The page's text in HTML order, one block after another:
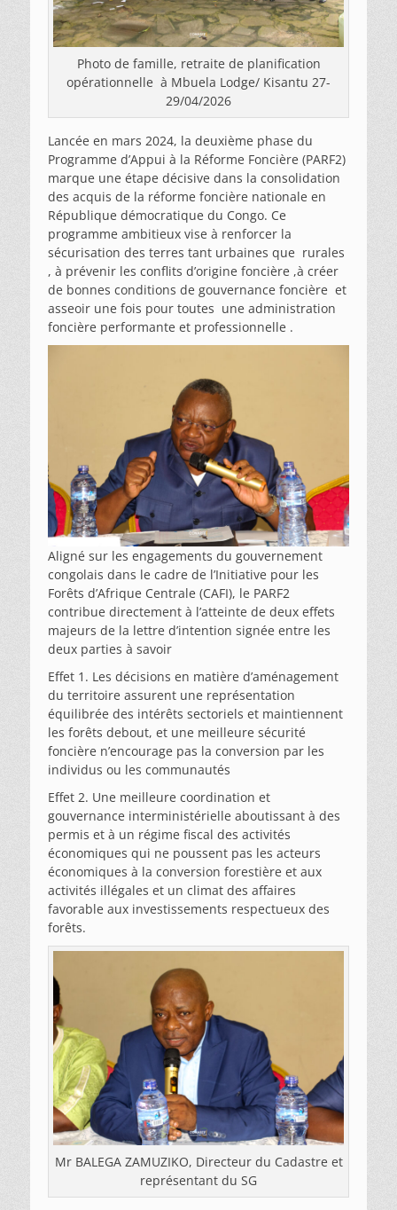
Photo de famille, retraite de planification
opérationnelle à Mbuela Lodge/ Kisantu 27-
29/04/2026
Lancée en mars 2024, la deuxième phase du
Programme d’Appui à la Réforme Foncière (PARF2)
marque une étape décisive dans la consolidation
des acquis de la réforme foncière nationale en
République démocratique du Congo. Ce
programme ambitieux vise à renforcer la
sécurisation des terres tant urbaines que rurales
, à prévenir les conflits d’origine foncière ,à créer
de bonnes conditions de gouvernance foncière et
asseoir une fois pour toutes une administration
foncière performante et professionnelle .
Aligné sur les engagements du gouvernement
congolais dans le cadre de l’Initiative pour les
Forêts d’Afrique Centrale (CAFI), le PARF2
contribue directement à l’atteinte de deux effets
majeurs de la lettre d’intention signée entre les
deux parties à savoir
Effet 1. Les décisions en matière d’aménagement
du territoire assurent une représentation
équilibrée des intérêts sectoriels et maintiennent
les forêts debout, et une meilleure sécurité
foncière n’encourage pas la conversion par les
individus ou les communautés
Effet 2. Une meilleure coordination et
gouvernance interministérielle aboutissant à des
permis et à un régime fiscal des activités
économiques qui ne poussent pas les acteurs
économiques à la conversion forestière et aux
activités illégales et un climat des affaires
favorable aux investissements respectueux des
forêts.
Mr BALEGA ZAMUZIKO, Directeur du Cadastre et
représentant du SG